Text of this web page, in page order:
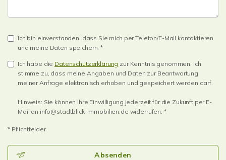
Ich bin einverstanden, dass Sie mich per Telefon/E-Mail kontaktieren
und meine Daten speichern. *
Ich habe die Datenschutzerklärung zur Kenntnis genommen. Ich
stimme zu, dass meine Angaben und Daten zur Beantwortung
meiner Anfrage elektronisch erhoben und gespeichert werden darf.
Hinweis: Sie können Ihre Einwilligung jederzeit für die Zukunft per E-
Mail an info@stadtblick-immobilien.de widerrufen. *
* Pflichtfelder
Absenden